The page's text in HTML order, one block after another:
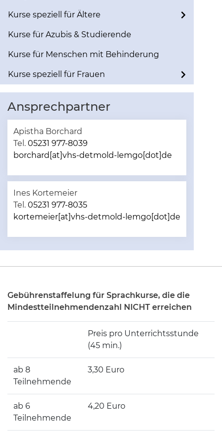
Kurse speziell für Ältere
Kurse für Azubis & Studierende
Kurse für Menschen mit Behinderung
Kurse speziell für Frauen
Ansprechpartner
Apistha Borchard
Tel. 05231 977-8039
borchard[at]vhs-detmold-lemgo[dot]de
Ines Kortemeier
Tel. 05231 977-8035
kortemeier[at]vhs-detmold-lemgo[dot]de
Gebührenstaffelung für Sprachkurse, die die
Mindestteilnehmendenzahl NICHT erreichen
Preis pro Unterrichtsstunde
(45 min.)
ab 8
Teilnehmende
3,30 Euro
ab 6
Teilnehmende
4,20 Euro